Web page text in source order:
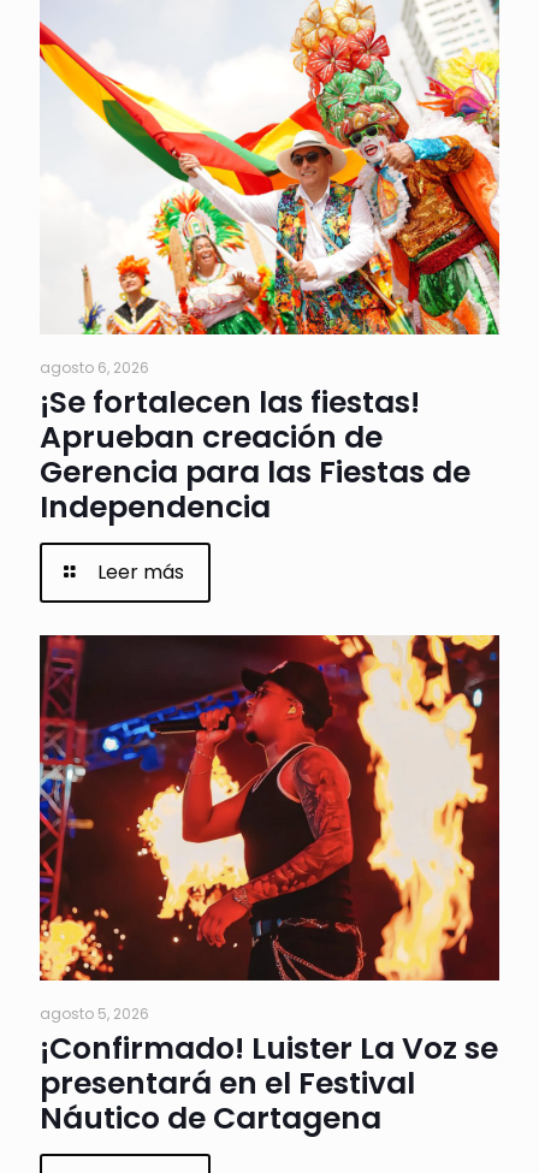
agosto 6, 2026
¡Se fortalecen las fiestas!
Aprueban creación de
Gerencia para las Fiestas de
Independencia
Leer más
agosto 5, 2026
¡Confirmado! Luister La Voz se
presentará en el Festival
Náutico de Cartagena